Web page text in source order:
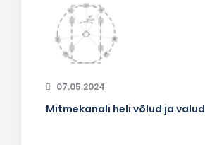
07.05.2024
Mitmekanali heli võlud ja valud